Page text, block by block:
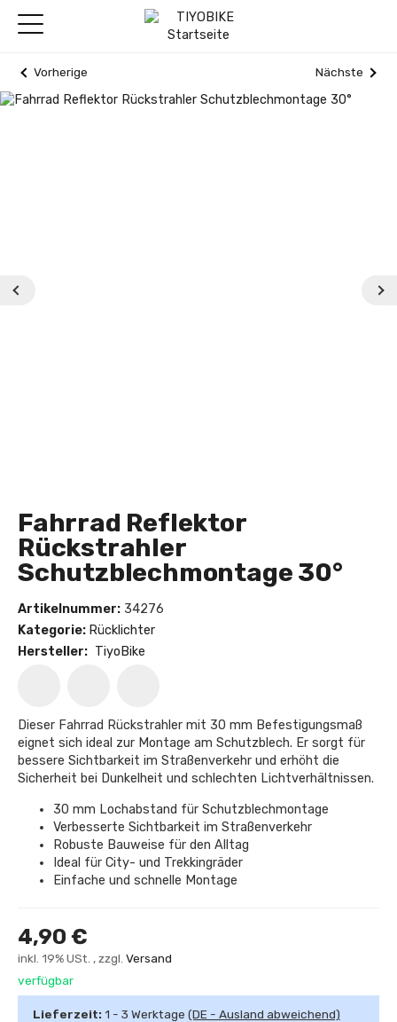
Vorherige Nächste
Fahrrad Reflektor
Rückstrahler
Schutzblechmontage 30°
Artikelnummer: 34276
Kategorie: Rücklichter
Hersteller: TiyoBike
Dieser Fahrrad Rückstrahler mit 30 mm Befestigungsmaß
eignet sich ideal zur Montage am Schutzblech. Er sorgt für
bessere Sichtbarkeit im Straßenverkehr und erhöht die
Sicherheit bei Dunkelheit und schlechten Lichtverhältnissen.
30 mm Lochabstand für Schutzblechmontage
Verbesserte Sichtbarkeit im Straßenverkehr
Robuste Bauweise für den Alltag
Ideal für City- und Trekkingräder
Einfache und schnelle Montage
4,90 €
inkl. 19% USt. , zzgl. Versand
verfügbar
Lieferzeit: 1 - 3 Werktage (DE - Ausland abweichend)